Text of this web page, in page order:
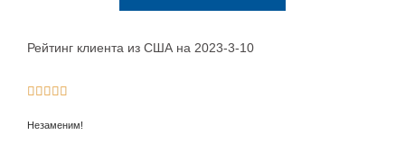
Рейтинг клиента из США на 2023-3-10

Незаменим!